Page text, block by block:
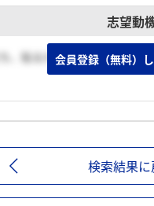
志望動
、貼るだけで誰でも手軽に
会員登録（無料）
検索結果に